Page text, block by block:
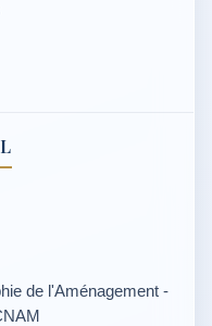
de l'Aménagement -